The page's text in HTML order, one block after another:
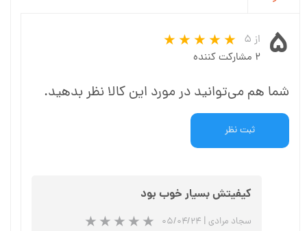
۵ از ۵
۲ مشارکت کننده
شما هم می‌توانید در مورد این کالا نظر بدهید.
ثبت نظر
کیفیتش بسیار خوب بود
سجاد مرادی | ۰۵/۰۴/۲۴